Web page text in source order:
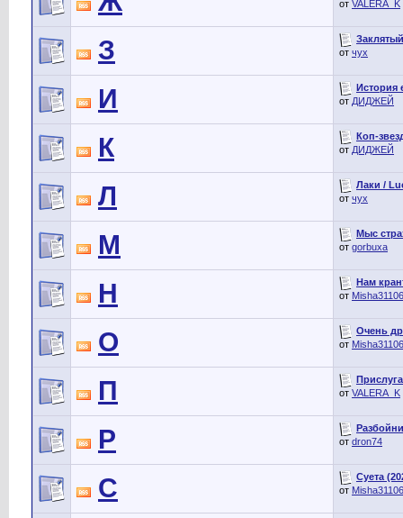
от VALERA_K
З
от чух
И
История
от ДИДЖЕЙ
К
Коп-
от ДИДЖЕЙ
Л
Лаки /
от чух
М
Мыс
от gorbuxa
Н
Нам
от
О
Очень
от
П
от VALERA_K
Р
от dron74
С
Суета
от